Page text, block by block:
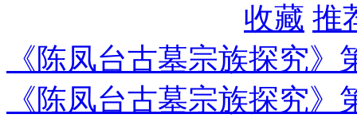
收藏 推
《陈凤台古墓宗族探究》
《陈凤台古墓宗族探究》